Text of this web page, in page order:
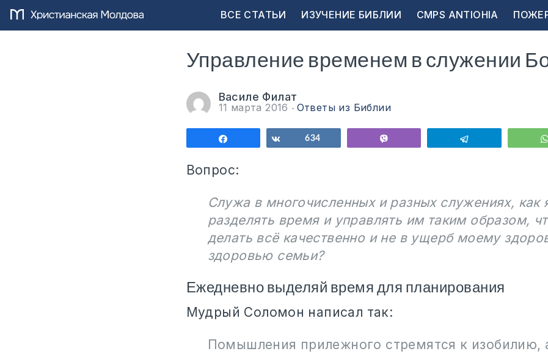
ВСЕ СТАТЬИ ИЗУЧЕНИЕ БИБЛИИ CMPS ANTIOHIA
Управление временем в служении
Василе Филат
11 марта 2016 Ответы из Библии
Поделиться Поделиться
634
Вопрос:
Служа в многочисленных и разных служениях, как
разделять время и управлять им таким образом,
делать всё качественно и не в ущерб моему
здоровью семьи?
Ежедневно выделяй время для планирования
Мудрый Соломон написал так:
Помышления прилежного стремятся к изобилию,